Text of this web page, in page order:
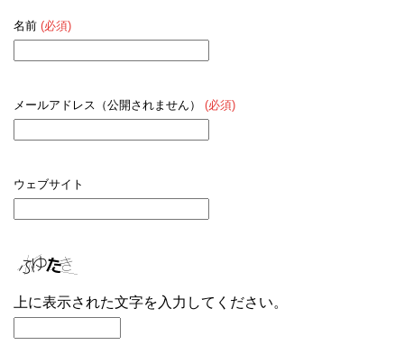
名前 (必須)
メールアドレス（公開されません） (必須)
ウェブサイト
上に表示された文字を入力してください。